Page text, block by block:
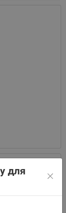
для